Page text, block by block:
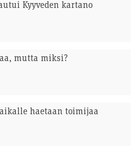
Kyyveden kartano
mutta miksi?
haetaan toimijaa